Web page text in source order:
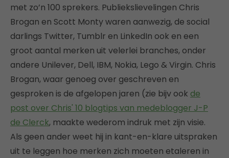
met zo’n 100 sprekers. Publiekslievelingen Chris
Brogan en Scott Monty waren aanwezig, de social
darlings Twitter, Tumblr en LinkedIn ook en een
groot aantal merken uit velerlei branches, onder
andere Unilever, Dell, IBM, Nokia, Lego & Virgin. Chris
Brogan, waar genoeg over geschreven en
gesproken is de afgelopen jaren (zie bijv ook de
post over Chris' 10 blogtips van medeblogger J-P
de Clerck, maakte wederom indruk met zijn visie.
Als geen ander weet hij in kant-en-klare uitspraken
uit te leggen hoe merken zich moeten etaleren in